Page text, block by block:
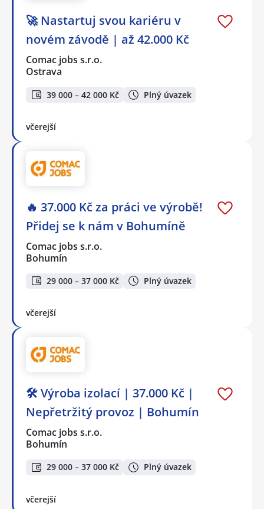
🚀 Nastartuj svou kariéru v
novém závodě | až 42.000 Kč
Comac jobs s.r.o.
Ostrava
39 000 – 42 000 Kč Plný úvazek
včerejší
🔥 37.000 Kč za práci ve výrobě!
Přidej se k nám v Bohumíně
Comac jobs s.r.o.
Bohumín
29 000 – 37 000 Kč Plný úvazek
včerejší
🛠️ Výroba izolací | 37.000 Kč |
Nepřetržitý provoz | Bohumín
Comac jobs s.r.o.
Bohumín
29 000 – 37 000 Kč Plný úvazek
včerejší